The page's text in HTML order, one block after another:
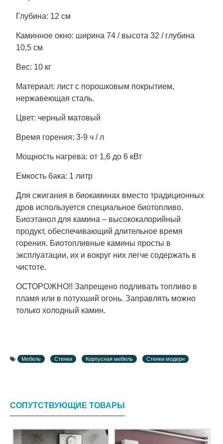
Глубина: 12 см
Каминное окно: ширина 74 / высота 32 / глубина
10,5 см
Вес: 10 кг
Материал: лист с порошковым покрытием,
нержавеющая сталь.
Цвет: черный матовый
Время горения: 3-9 ч / л
Мощность нагрева: от 1,6 до 6 кВт
Емкость бака: 1 литр
Для сжигания в биокаминах вместо традиционных
дров используется специальное биотопливо.
Биоэтанол для камина – высококалорийный
продукт, обеспечивающий длительное время
горения. Биотопливные камины просты в
эксплуатации, их и вокруг них легче содержать в
чистоте.
ОСТОРОЖНО!! Запрещено подливать топливо в
пламя или в потухший огонь. Заправлять можно
только холодный камин.
Мебель Стенки Корпусная мебель Стенки модерн
СОПУТСТВУЮЩИЕ ТОВАРЫ